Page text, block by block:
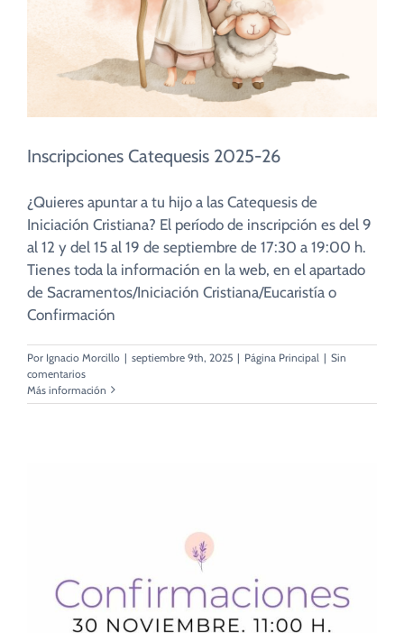
CUIDADO PASTORAL
FE CATÓLICA
COLABORA
Inscripciones Catequesis 2025-26
¿Quieres apuntar a tu hijo a las Catequesis de
Iniciación Cristiana? El período de inscripción es del 9
al 12 y del 15 al 19 de septiembre de 17:30 a 19:00 h.
Tienes toda la información en la web, en el apartado
de Sacramentos/Iniciación Cristiana/Eucaristía o
Confirmación
Por Ignacio Morcillo | septiembre 9th, 2025 | Página Principal | Sin
comentarios
Más información